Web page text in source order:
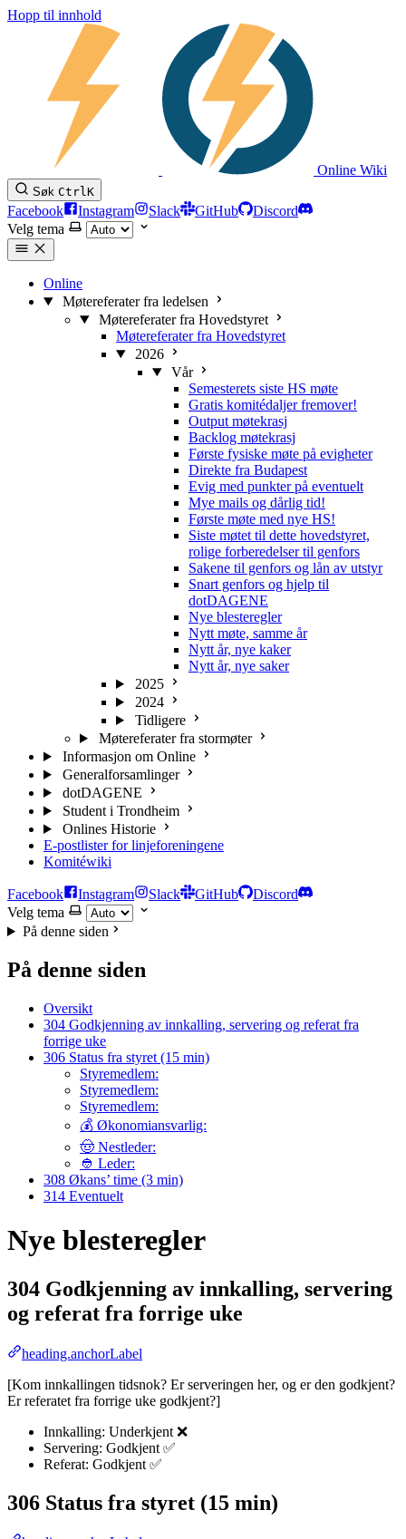
Hopp til innhold
Online Wiki
Søk CtrlK
Facebook Instagram Slack GitHub
Discord
Velg tema
Online
Møtereferater fra ledelsen
Møtereferater fra Hovedstyret
Møtereferater fra Hovedstyret
2026
Vår
Semesterets siste HS møte
Gratis komitédaljer fremover!
Output møtekrasj
Backlog møtekrasj
Første fysiske møte på evigheter
Direkte fra Budapest
Evig med punkter på eventuelt
Mye mails og dårlig tid!
Første møte med nye HS!
Siste møtet til dette hovedstyret,
rolige forberedelser til genfors
Sakene til genfors og lån av utstyr
Snart genfors og hjelp til
dotDAGENE
Nye blesteregler
Nytt møte, samme år
Nytt år, nye kaker
Nytt år, nye saker
2025
2024
Tidligere
Møtereferater fra stormøter
Informasjon om Online
Generalforsamlinger
dotDAGENE
Student i Trondheim
Onlines Historie
E-postlister for linjeforeningene
Komitéwiki
Facebook Instagram Slack GitHub
Discord
Velg tema
På denne siden
På denne siden
Oversikt
304 Godkjenning av innkalling, servering og referat fra
forrige uke
306 Status fra styret (15 min)
Styremedlem:
Styremedlem:
Styremedlem:
💰 Økonomiansvarlig:
🤠 Nestleder:
👲 Leder:
308 Økans’ time (3 min)
314 Eventuelt
Nye blesteregler
304 Godkjenning av innkalling, servering
og referat fra forrige uke
heading.anchorLabel
[Kom innkallingen tidsnok? Er serveringen her, og er den godkjent?
Er referatet fra forrige uke godkjent?]
Innkalling: Underkjent ❌
Servering: Godkjent ✅
Referat: Godkjent ✅
306 Status fra styret (15 min)